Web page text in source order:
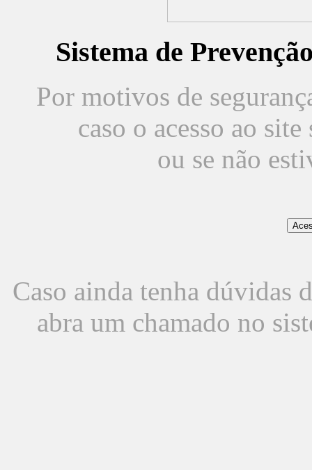
Sistema de
Por motivos de
caso o acesso ao
ou se não
Caso ainda tenha dúvidas
abra um chamado no